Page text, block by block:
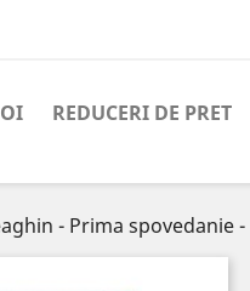
REDUCERI DE PRET
- Prima spovedanie -